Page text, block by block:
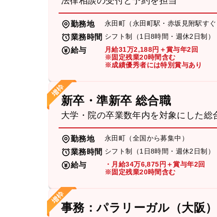
勤務地 永田町（永田町駅・赤坂見附駅すぐ
業務時間 シフト制（1日8時間・週休2日制）
給与
月給31万2,188円＋賞与年2回
※固定残業20時間含む
※成績優秀者には特別賞与あり
新卒・準新卒 総合職
大学・院の卒業数年内を対象にした総
勤務地 永田町（全国から募集中）
業務時間 シフト制（1日8時間・週休2日制）
給与
・月給34万6,875円＋賞与年2回
※固定残業20時間含む
事務：パラリーガル（大阪）